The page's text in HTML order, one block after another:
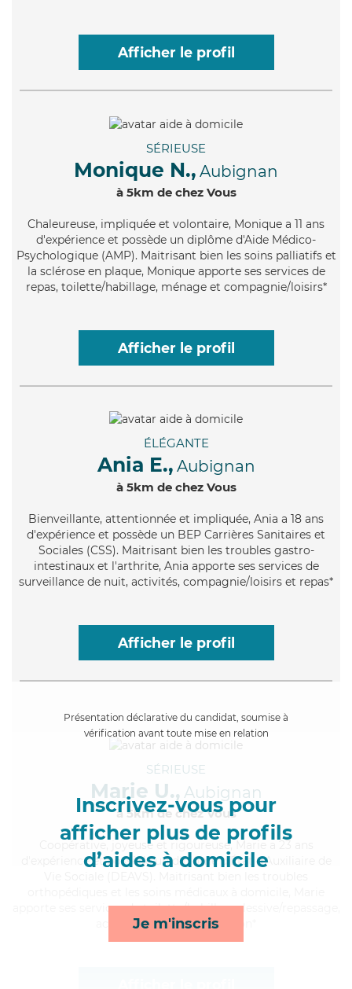
Afficher le profil
SÉRIEUSE
Monique N., Aubignan
à 5km de chez Vous
Chaleureuse, impliquée et volontaire, Monique a 11 ans
d'expérience et possède un diplôme d'Aide Médico-
Psychologique (AMP). Maitrisant bien les soins palliatifs et
la sclérose en plaque, Monique apporte ses services de
repas, toilette/habillage, ménage et compagnie/loisirs*
Afficher le profil
ÉLÉGANTE
Ania E., Aubignan
à 5km de chez Vous
Bienveillante, attentionnée et impliquée, Ania a 18 ans
d'expérience et possède un BEP Carrières Sanitaires et
Sociales (CSS). Maitrisant bien les troubles gastro-
intestinaux et l'arthrite, Ania apporte ses services de
surveillance de nuit, activités, compagnie/loisirs et repas*
Afficher le profil
Présentation déclarative du candidat, soumise à
vérification avant toute mise en relation
Inscrivez-vous pour
afficher plus de profils
d’aides à domicile
Je m'inscris
SÉRIEUSE
Marie U., Aubignan
à 5km de chez Vous
, joyeuse et rigoureuse, Marie a 23 ans
d'expérience et possède un diplôme d'État d'Auxiliaire de
apporte ses services de toilette/habillage, lessive/repassage,
activités et courses/livraison*